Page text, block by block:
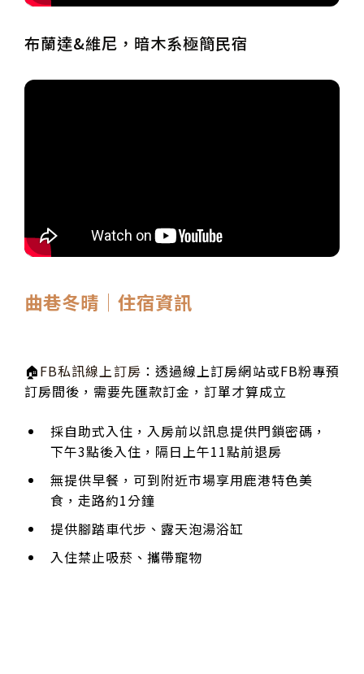
布蘭達&維尼，暗木系極簡民宿
曲巷冬晴│住宿資訊
🏠FB私訊線上訂房 ：透過線上訂房網站或FB粉專預
訂房間後，需要先匯款訂金，訂單才算成立
採自助式入住，入房前以訊息提供門鎖密碼，
下午3點後入住，隔日上午11點前退房
無提供早餐，可到附近市場享用鹿港特色美
食，走路約1分鐘
提供腳踏車代步、露天泡湯浴缸
入住禁止吸菸、攜帶寵物